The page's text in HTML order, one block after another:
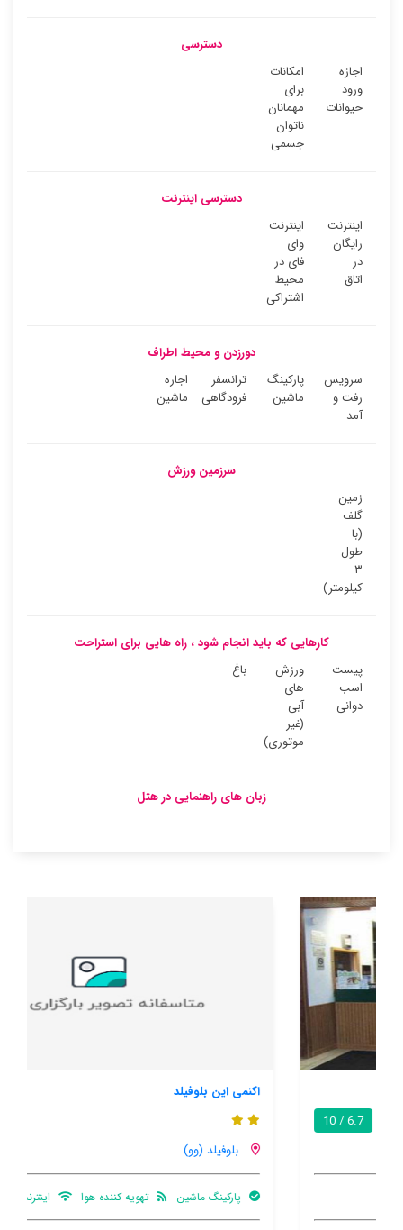
دسترسی
اجازه
ورود
حیوانات
امکانات
برای
مهمانان
ناتوان
جسمی
دسترسی اینترنت
اینترنت
رایگان
در
اتاق
اینترنت
وای
فای در
محیط
اشتراکی
دورزدن و محیط اطراف
سرویس
رفت و
آمد
پارکینگ
ماشین
ترانسفر
فرودگاهی
اجاره
ماشین
سرزمین ورزش
زمین
گلف
(با
طول
۳
کیلومتر)
کارهایی که باید انجام شود ، راه هایی برای استراحت
پیست
اسب
دوانی
ورزش
های
آبی
(غیر
موتوری)
باغ
زبان های راهنمایی در هتل
تهویه کننده هوا اینترنت رایگان در اتاق